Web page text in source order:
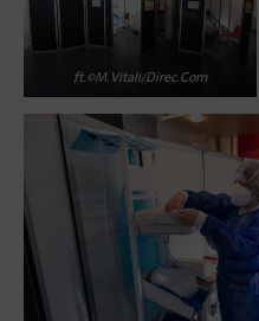
ft.©M.Vitali/Direc.Com